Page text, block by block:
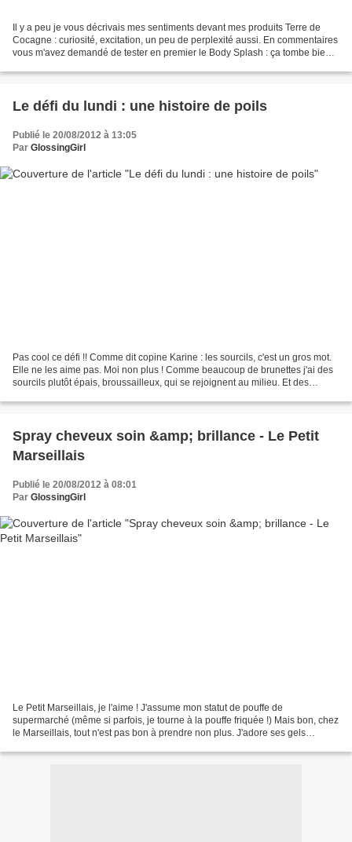
Il y a peu je vous décrivais mes sentiments devant mes produits Terre de
Cocagne : curiosité, excitation, un peu de perplexité aussi. En commentaires
vous m'avez demandé de tester en premier le Body Splash : ça tombe bien
Le défi du lundi : une histoire de poils
Publié le 20/08/2012 à 13:05
Par GlossingGirl
Pas cool ce défi !! Comme dit copine Karine : les sourcils, c'est un gros mot.
Elle ne les aime pas. Moi non plus ! Comme beaucoup de brunettes j'ai des
sourcils plutôt épais, broussailleux, qui se rejoignent au milieu. Et des
Spray cheveux soin &amp; brillance - Le Petit
Marseillais
Publié le 20/08/2012 à 08:01
Par GlossingGirl
Le Petit Marseillais, je l'aime ! J'assume mon statut de pouffe de
supermarché (même si parfois, je tourne à la pouffe friquée !) Mais bon, chez
le Marseillais, tout n'est pas bon à prendre non plus. J'adore ses gels